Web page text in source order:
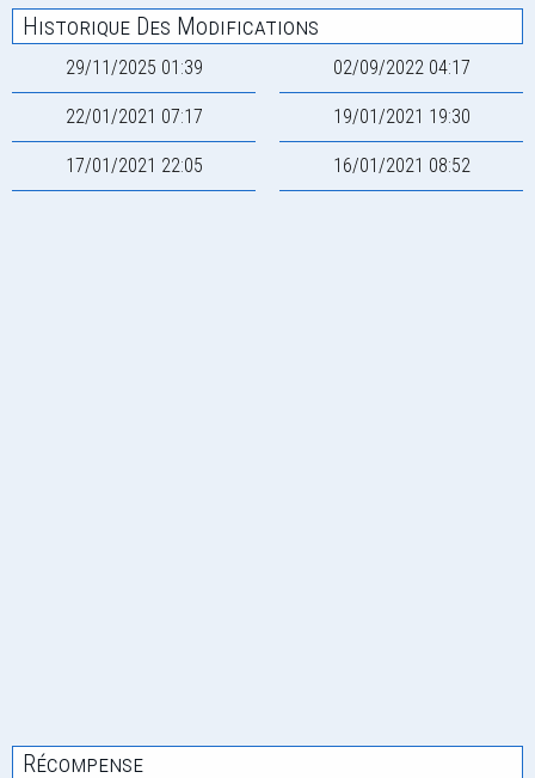
Historique Des Modifications
29/11/2025 01:39 02/09/2022 04:17
22/01/2021 07:17 19/01/2021 19:30
17/01/2021 22:05 16/01/2021 08:52
Récompense